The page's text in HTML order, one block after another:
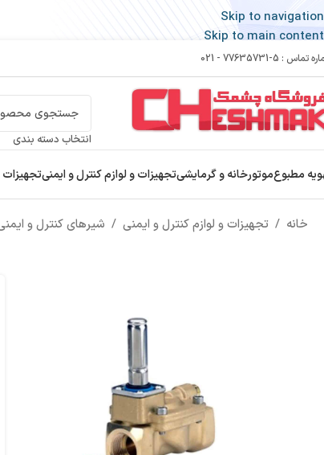
Skip to navigation
Skip to main content
تماس : 5-77635731 - 021
انتخاب دسته بندی
مطبوعموتورخانه و گرمایشیتجهیزات و لوازم کنترل و ایمنی
خانه / تجهیزات و لوازم کنترل و ایمنی / شیرهای کنترل و